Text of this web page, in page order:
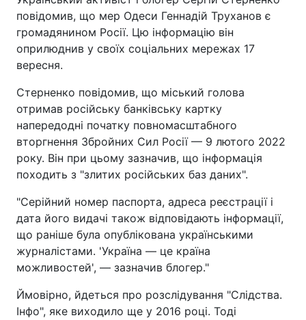
повідомив, що мер Одеси Геннадій Труханов є
громадянином Росії. Цю інформацію він
оприлюднив у своїх соціальних мережах 17
вересня.
Стерненко повідомив, що міський голова
отримав російську банківську картку
напередодні початку повномасштабного
вторгнення Збройних Сил Росії — 9 лютого 2022
року. Він при цьому зазначив, що інформація
походить з "злитих російських баз даних".
"Серійний номер паспорта, адреса реєстрації і
дата його видачі також відповідають інформації,
що раніше була опублікована українськими
журналістами. 'Україна — це країна
можливостей', — зазначив блогер."
Ймовірно, йдеться про розслідування "Слідства.
Інфо", яке виходило ще у 2016 році. Тоді